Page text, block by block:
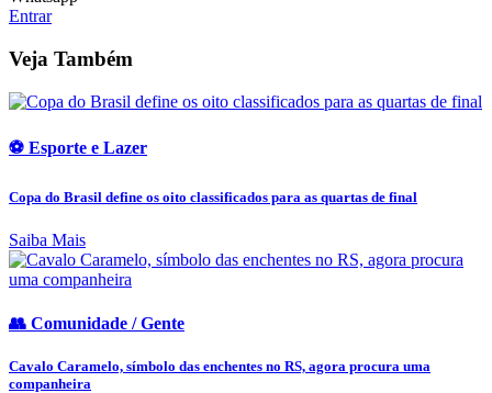
Entrar
Veja Também
⚽ Esporte e Lazer
Copa do Brasil define os oito classificados para as quartas de final
Saiba Mais
👥 Comunidade / Gente
Cavalo Caramelo, símbolo das enchentes no RS, agora procura uma
companheira